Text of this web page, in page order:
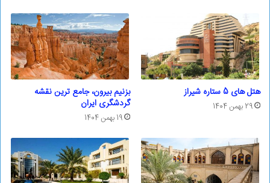
هتل های 5 ستاره شیراز
29 بهمن 1404
ﺑﺰﻧﯿﻢ بیرون، ﺟﺎﻣﻊ ترین ﻧﻘﺸﻪ
ﮔﺮدﺷﮕﺮی ایران
19 بهمن 1404